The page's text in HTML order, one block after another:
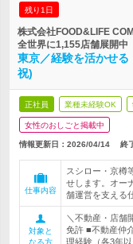
残り1日
株式会社FOOD&LIFE
全世界に1,155店舗展開中
東京／経験を活かせる
祝)
正社員 業種未経験OK
女性のおしごと掲載中
情報更新日：2026/04/14 終
仕事内容
スシロー・京樽
せします。オー
舗運営を支える
対象と
なる方
＼不動産・店舗
免許 ■不動産仲
理経験（各3年以